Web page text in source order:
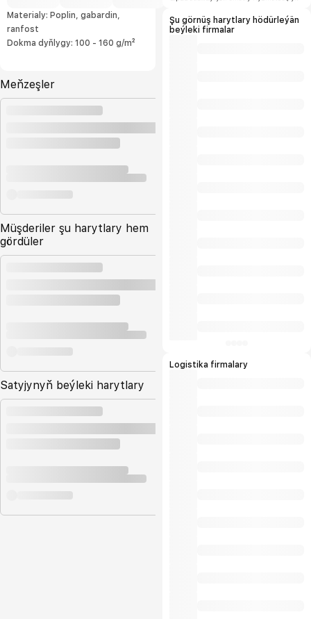
Materialy: Poplin, gabardin,
ranfost
Dokma dyňlygy: 100 - 160 g/m²
Meňzeşler
Müşderiler şu harytlary hem
gördüler
Satyjynyň beýleki harytlary
Şu görnüş harytlary hödürleýän
beýleki firmalar
Logistika firmalary